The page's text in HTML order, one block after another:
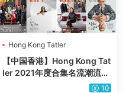
Hong Kong Tatler
【中国香港】Hong Kong Tat
ler 2021年度合集名流潮流时
尚服饰生活英文PDF杂志期刊
10